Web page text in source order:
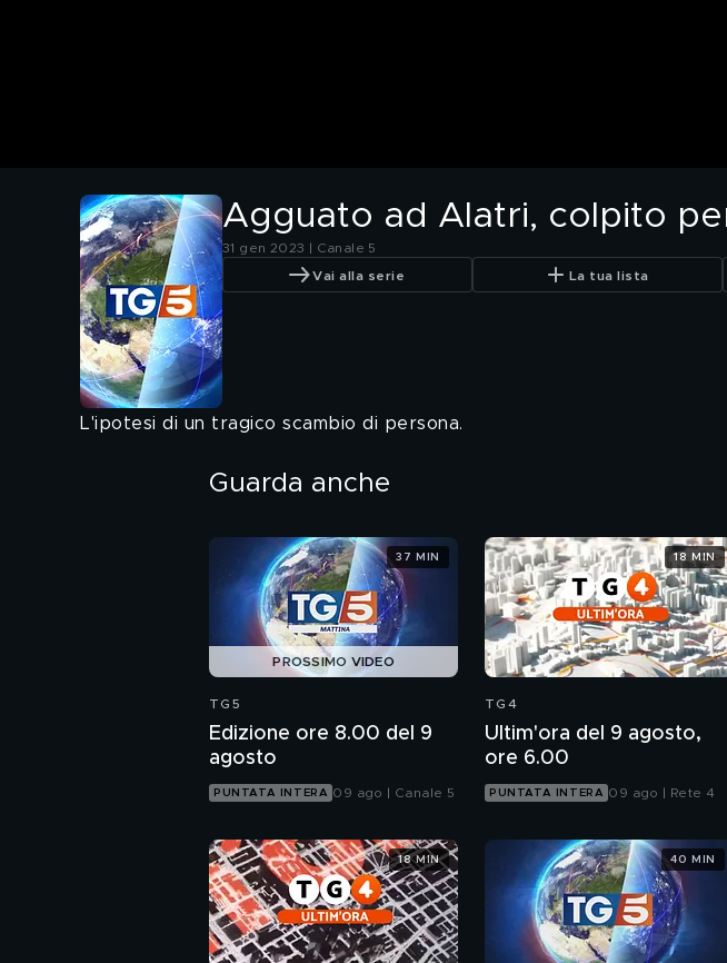
Agguato ad Alatri, colpito
31 gen 2023 | Canale 5
Vai alla serie La tua lista
L'ipotesi di un tragico scambio di persona.
Guarda anche
PROSSIMO VIDEO
TG5
Edizione ore 8.00 del 9
agosto
PUNTATA INTERA 09 ago | Canale 5
37 MIN
TG4
Ultim'ora del 9 agosto,
ore 6.00
PUNTATA INTERA 09 ago | Rete 4
18 MIN
18 MIN 40 MIN